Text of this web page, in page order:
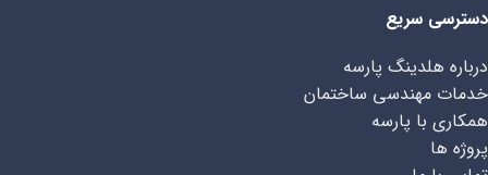
دسترسی سریع
درباره هلدینگ پارسه
خدمات مهندسی ساختمان
همکاری با پارسه
پروژه ها